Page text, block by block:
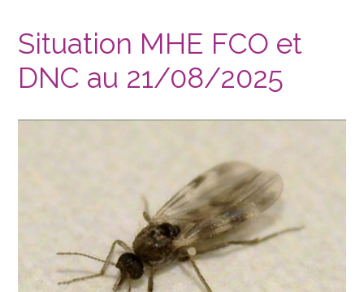
Situation MHE FCO et
DNC au 21/08/2025